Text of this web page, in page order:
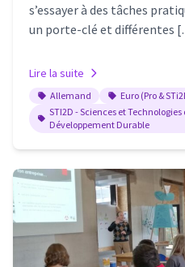
s’essayer à des tâches
un porte-clé et différentes
Lire la suite
Allemand
Euro (Pro &
STI2D - Sciences et
Développement Durable